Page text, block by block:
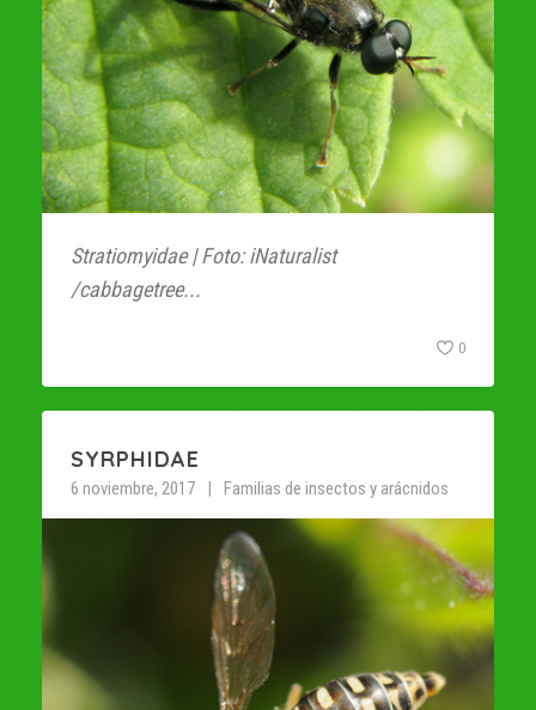
Stratiomyidae | Foto: iNaturalist
/cabbagetree...
0
SYRPHIDAE
6 noviembre, 2017 Familias de insectos y arácnidos